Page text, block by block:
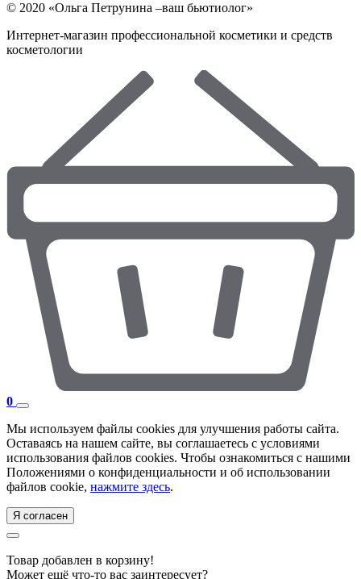
© 2020 «Ольга Петрунина –ваш бьютиолог»
Интернет-магазин профессиональной косметики и средств
косметологии
0
Мы используем файлы cookies для улучшения работы сайта.
Оставаясь на нашем сайте, вы соглашаетесь с условиями
использования файлов cookies. Чтобы ознакомиться с нашими
Положениями о конфиденциальности и об использовании
файлов cookie, нажмите здесь.
Я согласен
Товар добавлен в корзину!
Может ещё что-то вас заинтересует?